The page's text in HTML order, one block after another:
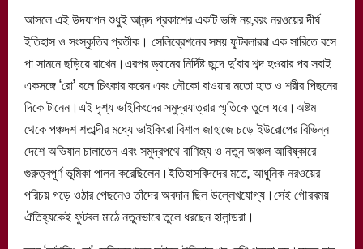
আসলে এই উদযাপন শুধুই আনন্দ প্রকাশের একটি ভঙ্গি নয়,বরং নরওয়ের দীর্ঘ
ইতিহাস ও সংস্কৃতির প্রতীক। সেলিব্রেশনের সময় ফুটবলাররা এক সারিতে বসে
পা সামনে ছড়িয়ে রাখেন।এরপর ড্রামের নির্দিষ্ট ছন্দে দু’বার শব্দ হওয়ার পর সবাই
একসঙ্গে ‘রো’ বলে চিৎকার করেন এবং নৌকো বাওয়ার মতো হাত ও শরীর পিছনের
দিকে টানেন।এই দৃশ্য ভাইকিংদের সমুদ্রযাত্রার স্মৃতিকে তুলে ধরে।অষ্টম
থেকে পঞ্চদশ শতাব্দীর মধ্যে ভাইকিংরা বিশাল জাহাজে চড়ে ইউরোপের বিভিন্ন
দেশে অভিযান চালাতেন এবং সমুদ্রপথে বাণিজ্য ও নতুন অঞ্চল আবিষ্কারে
গুরুত্বপূর্ণ ভূমিকা পালন করেছিলেন।ইতিহাসবিদদের মতে, আধুনিক নরওয়ের
পরিচয় গড়ে ওঠার পেছনেও তাঁদের অবদান ছিল উল্লেখযোগ্য।সেই গৌরবময়
ঐতিহ্যকেই ফুটবল মাঠে নতুনভাবে তুলে ধরছেন হালান্ডরা।